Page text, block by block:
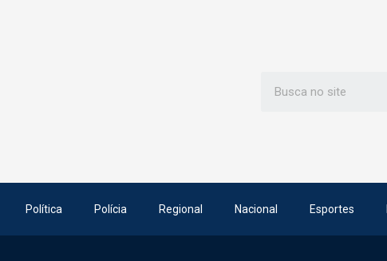
Política Polícia Regional Nacional Esportes